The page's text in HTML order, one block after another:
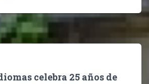
celebra 25 años de